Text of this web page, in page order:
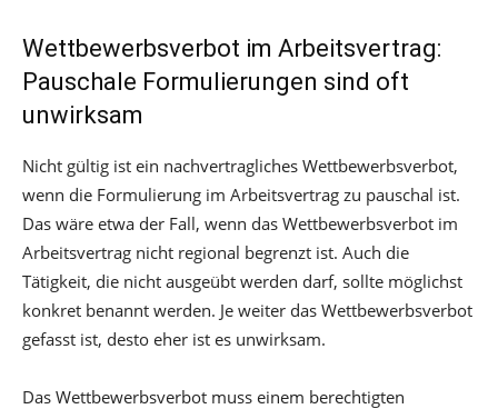
Wettbewerbsverbot im Arbeitsvertrag:
Pauschale Formulierungen sind oft
unwirksam
Nicht gültig ist ein nachvertragliches Wettbewerbsverbot,
wenn die Formulierung im Arbeitsvertrag zu pauschal ist.
Das wäre etwa der Fall, wenn das Wettbewerbsverbot im
Arbeitsvertrag nicht regional begrenzt ist. Auch die
Tätigkeit, die nicht ausgeübt werden darf, sollte möglichst
konkret benannt werden. Je weiter das Wettbewerbsverbot
gefasst ist, desto eher ist es unwirksam.
Das Wettbewerbsverbot muss einem berechtigten